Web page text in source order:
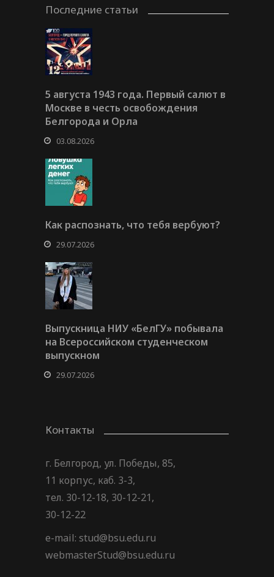
Последние статьи
5 августа 1943 года. Первый салют в
Москве в честь освобождения
Белгорода и Орла
03.08.2026
Как распознать, что тебя вербуют?
29.07.2026
Выпускница НИУ «БелГУ» побывала
на Всероссийском студенческом
выпускном
29.07.2026
Контакты
г. Белгород, ул. Победы, 85,
11 корпус, каб. 3-3,
тел. 30-12-18, 30-12-21,
30-12-22
e-mail: stud@bsu.edu.ru
webmasterStud@bsu.edu.ru